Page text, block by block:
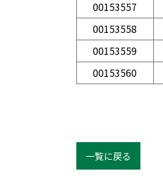
00153557
00153558
00153559
00153560
一覧に戻る